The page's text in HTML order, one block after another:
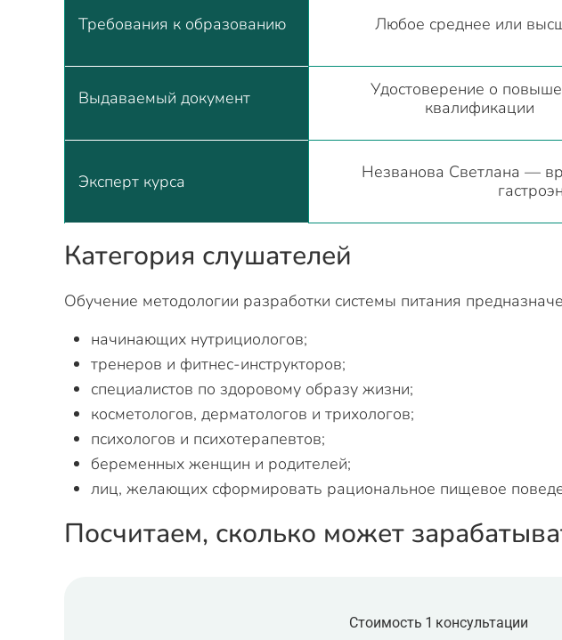
Требования к образованию Любое среднее или
Выдаваемый документ
Удостоверение о
квалификации
Эксперт курса
Незванова Светлана —
Категория слушателей
Обучение методологии разработки системы питания
начинающих нутрициологов;
тренеров и фитнес-инструкторов;
специалистов по здоровому образу жизни;
косметологов, дерматологов и трихологов;
психологов и психотерапевтов;
беременных женщин и родителей;
лиц, желающих сформировать рациональное пищевое
Посчитаем, сколько может
Стоимость 1 консультации